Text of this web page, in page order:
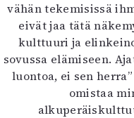
vähän tekemisissä
eivät jaa tätä
kulttuuri ja
sovussa elämiseen.
luontoa, ei sen
omistaa